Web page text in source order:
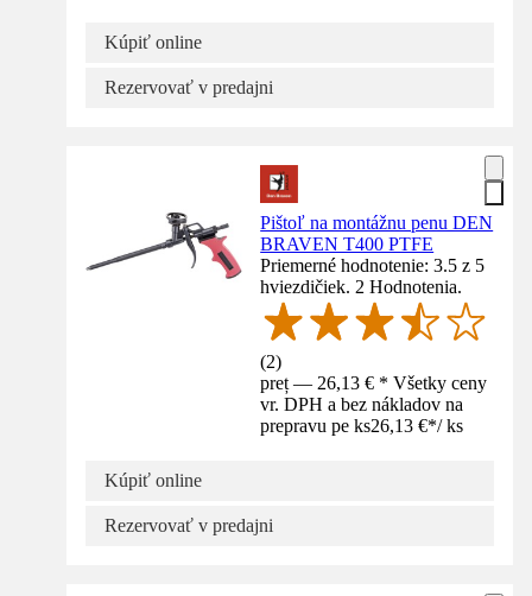
Kúpiť online
Rezervovať v predajni
Pištoľ na montážnu penu DEN
BRAVEN T400 PTFE
Priemerné hodnotenie: 3.5 z 5
hviezdičiek. 2 Hodnotenia.
(2)
preț — 26,13 € * Všetky ceny
vr. DPH a bez nákladov na
prepravu pe ks26,13 €*/ ks
Kúpiť online
Rezervovať v predajni